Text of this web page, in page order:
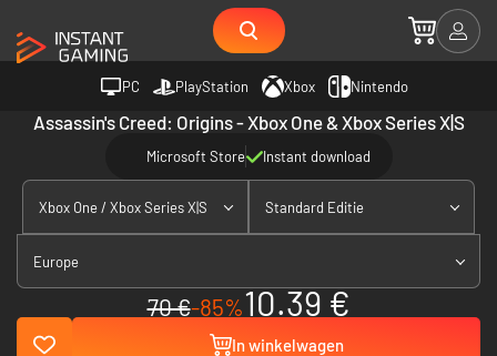
PC PlayStation Xbox Nintendo
Assassin's Creed: Origins - Xbox One & Xbox Series X|S
Microsoft Store Instant download
Xbox One / Xbox Series X|S Standard Editie
Europe
70 €-85%10.39 €
In winkelwagen